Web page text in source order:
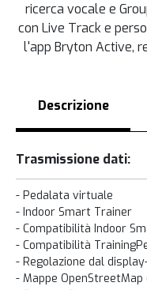
ricerca vocale e
con Live Track e
l'app Bryton Active,
Descrizione
Trasmissione dati:
- Pedalata virtuale
- Indoor Smart Trainer
- Compatibilità Indoor
- Compatibilità
- Regolazione dal
- Mappe